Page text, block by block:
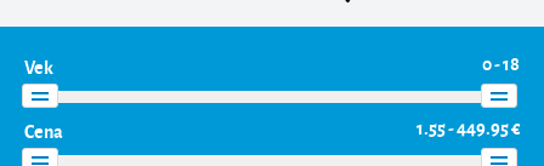
Vek 0 - 18
Cena 1.55 - 449.95 €